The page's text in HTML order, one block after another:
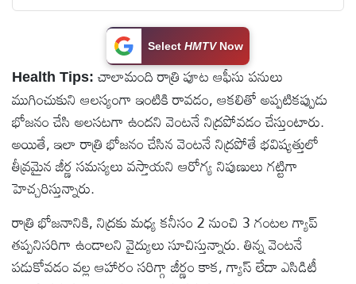
స్పెషల్స్
కెరీర్ &
ఉద్యోగాలు
లైవ్
టీవి
వ్యవసాయం
Select HMTVNow
Health Tips: చాలామంది రాత్రి పూట ఆఫీసు పనులు
ముగించుకుని ఆలస్యంగా ఇంటికి రావడం, ఆకలితో అప్పటికప్పుడు
భోజనం చేసి అలసటగా ఉందని వెంటనే నిద్రపోవడం చేస్తుంటారు.
అయితే, ఇలా రాత్రి భోజనం చేసిన వెంటనే నిద్రపోతే భవిష్యత్తులో
తీవ్రమైన జీర్ణ సమస్యలు వస్తాయని ఆరోగ్య నిపుణులు గట్టిగా
హెచ్చరిస్తున్నారు.
రాత్రి భోజనానికి, నిద్రకు మధ్య కనీసం 2 నుంచి 3 గంటల గ్యాప్
తప్పనిసరిగా ఉండాలని వైద్యులు సూచిస్తున్నారు. తిన్న వెంటనే
పడుకోవడం వల్ల ఆహారం సరిగ్గా జీర్ణం కాక, గ్యాస్ లేదా ఎసిడిటీ